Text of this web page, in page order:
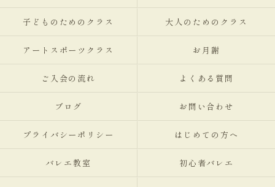
子どものためのクラス 大人のためのクラス
アートスポーツクラス お月謝
ご入会の流れ よくある質問
ブログ お問い合わせ
プライバシーポリシー はじめての方へ
バレエ教室 初心者バレエ